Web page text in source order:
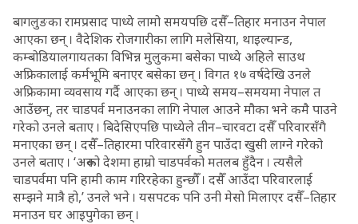
बागलुङका रामप्रसाद पाध्ये लामो समयपछि दसैँ–तिहार मनाउन नेपाल
आएका छन् । वैदेशिक रोजगारीका लागि मलेसिया, थाइल्यान्ड,
कम्बोडियालगायतका विभिन्न मुलुकमा बसेका पाध्ये अहिले साउथ
अफ्रिकालाई कर्मभूमि बनाएर बसेका छन् । विगत १७ वर्षदेखि उनले
अफ्रिकामा व्यवसाय गर्दै आएका छन् । पाध्ये समय–समयमा नेपाल त
आउँछन्, तर चाडपर्व मनाउनका लागि नेपाल आउने मौका भने कमै पाउने
गरेको उनले बताए । बिदेसिएपछि पाध्येले तीन–चारवटा दसैँ परिवारसँगै
मनाएका छन् । दसैँ–तिहारमा परिवारसँगै हुन पाउँदा खुसी लाग्ने गरेको
उनले बताए । ‘अरूको देशमा हाम्रो चाडपर्वको मतलब हुँदैन । त्यसैले
चाडपर्वमा पनि हामी काम गरिरहेका हुन्छौँ । दसैँ आउँदा परिवारलाई
सम्झने मात्रै हो,’ उनले भने । यसपटक पनि उनी मेसो मिलाएर दसैँ–तिहार
मनाउन घर आइपुगेका छन् ।